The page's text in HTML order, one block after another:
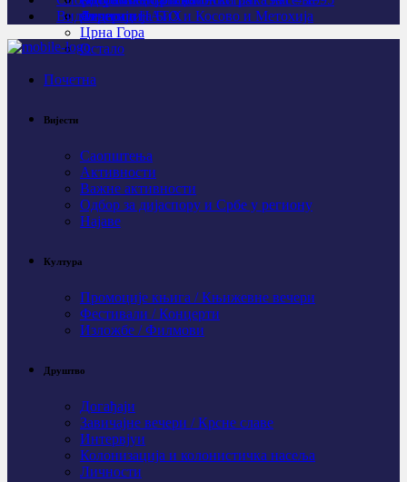
Личности
Агресија НАТО и Косово и Метохија
Федерација БиХ
Црна Гора
Остало
Видео
Почетна
Вијести
Саопштења
Активности
Важне активности
Одбор за дијаспору и Србе у региону
Најаве
Култура
Промоције књига / Књижевне вечери
Фестивали / Концерти
Изложбе / Филмови
Друштво
Догађаји
Завичајне вечери / Крсне славе
Интервјуи
Колонизација и колонистичка насеља
Личности